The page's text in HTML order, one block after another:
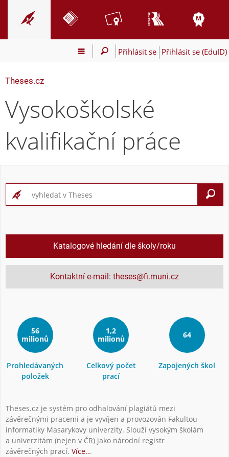
Přihlásit se Přihlásit se (EduID)
Theses.cz
Vysokoškolské
kvalifikační práce
Katalogové hledání dle školy/roku
Kontaktní e-mail: theses@fi.muni.cz
56
milionů
Prohledávaných
položek
1,2
milionů
Celkový počet
prací
64
Zapojených škol
Theses.cz je systém pro odhalování plagiátů mezi
závěrečnými pracemi a je vyvíjen a provozován Fakultou
informatiky Masarykovy univerzity. Slouží vysokým školám
a univerzitám (nejen v ČR) jako národní registr
závěrečných prací. Více…